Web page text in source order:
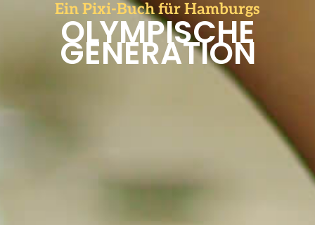
Ein Pixi-Buch für Hamburgs
OLYMPISCHE
GENERATION